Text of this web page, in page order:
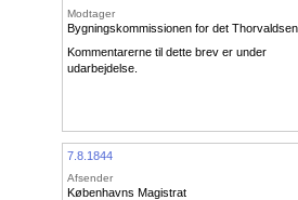
Modtager
Bygningskommissionen for det
Kommentarerne til dette brev er under
udarbejdelse.
7.8.1844
Afsender
Københavns Magistrat